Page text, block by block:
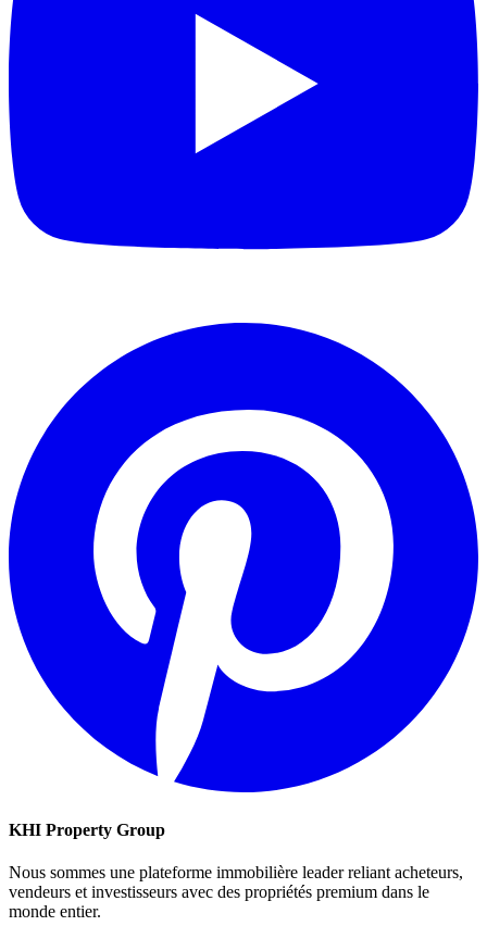
KHI Property Group
Nous sommes une plateforme immobilière leader reliant acheteurs,
vendeurs et investisseurs avec des propriétés premium dans le
monde entier.